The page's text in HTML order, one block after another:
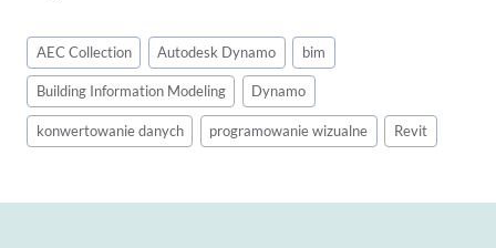
AEC Collection Autodesk Dynamo bim
Building Information Modeling Dynamo
konwertowanie danych programowanie wizualne Revit